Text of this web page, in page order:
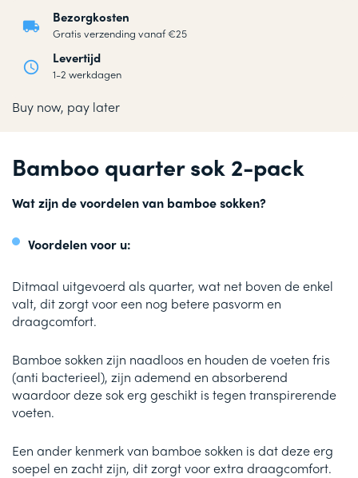
Bezorgkosten
Gratis verzending vanaf €25
Levertijd
1-2 werkdagen
Buy now, pay later
Bamboo quarter sok 2-pack
Wat zijn de voordelen van bamboe sokken?
Voordelen voor u:
Ditmaal uitgevoerd als quarter, wat net boven de enkel
valt, dit zorgt voor een nog betere pasvorm en
draagcomfort.
Bamboe sokken zijn naadloos en houden de voeten fris
(anti bacterieel), zijn ademend en absorberend
waardoor deze sok erg geschikt is tegen transpirerende
voeten.
Een ander kenmerk van bamboe sokken is dat deze erg
soepel en zacht zijn, dit zorgt voor extra draagcomfort.